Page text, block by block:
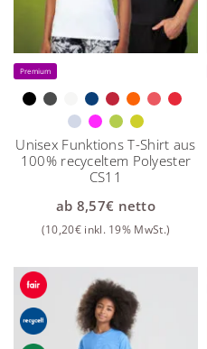
Premium
Unisex Funktions T-Shirt aus
100% recyceltem Polyester
CS11
ab 8,57€ netto
(10,20€ inkl. 19% MwSt.)